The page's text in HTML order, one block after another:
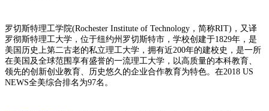
罗切斯特理工学院(Rochester Institute of Technology，简称RIT)，又译
罗彻斯特理工大学，位于纽约州罗切斯特市，学校创建于1829年，是
美国历史上第二古老的私立理工大学，拥有近200年的建校史，是一所
在美国及全球范围享有盛誉的一流理工大学，以高质量的本科教育、
领先的创新创业教育、历史悠久的企业合作教育为特色。在2018 US
NEWS全美综合排名为97名。